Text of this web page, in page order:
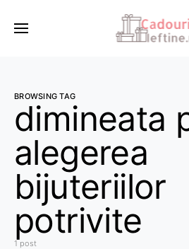
BROWSING TAG
dimineata
alegerea
bijuteriilor
potrivite
1 post